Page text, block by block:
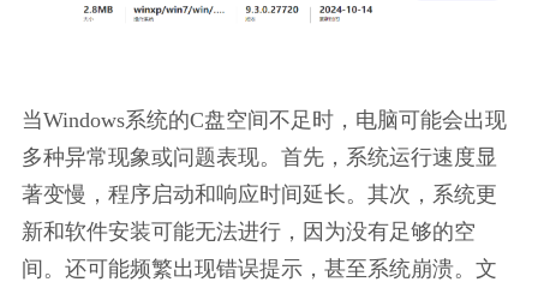
当Windows系统的C盘空间不足时，电脑可能会出现
多种异常现象或问题表现。首先，系统运行速度显
著变慢，程序启动和响应时间延长。其次，系统更
新和软件安装可能无法进行，因为没有足够的空
间。还可能频繁出现错误提示，甚至系统崩溃。文